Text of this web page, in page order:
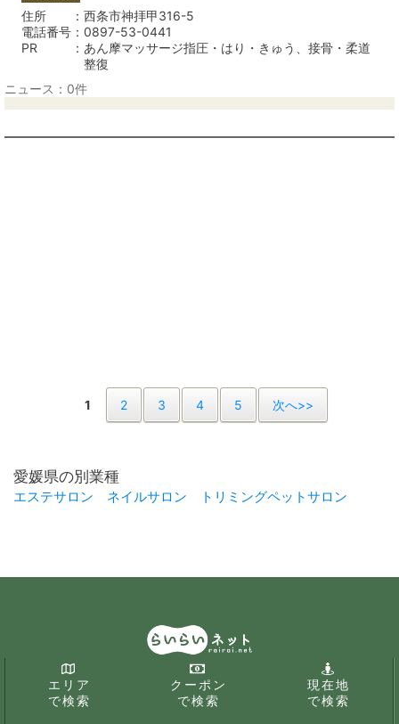
住所
西条市神拝甲316-5
電話番号
0897-53-0441
PR
あん摩マッサージ指圧・はり・きゅう、接骨・柔道
整復
ニュース：0件
1 2 3 4 5 次へ>>
愛媛県の別業種
エステサロン ネイルサロン トリミングペットサロン
エリア
で検索
クーポン
で検索
現在地
で検索